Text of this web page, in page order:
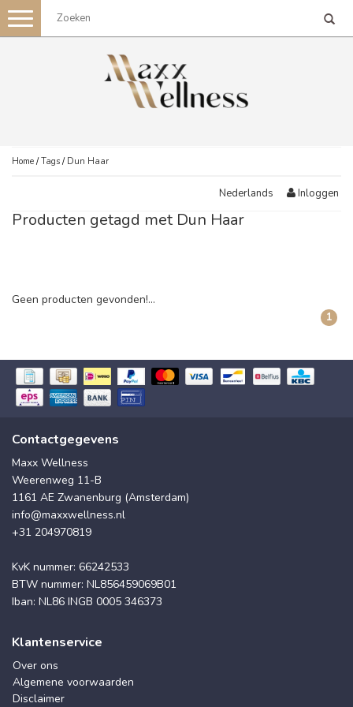
Toggle
navigation
Home /Tags / Dun Haar
Nederlands Inloggen
Producten getagd met Dun Haar
Geen producten gevonden!...
1
Contactgegevens
Maxx Wellness
Weerenweg 11-B
1161 AE Zwanenburg (Amsterdam)
info@maxxwellness.nl
+31 204970819
KvK nummer: 66242533
BTW nummer: NL856459069B01
Iban: NL86 INGB 0005 346373
Klantenservice
Over ons
Algemene voorwaarden
Disclaimer